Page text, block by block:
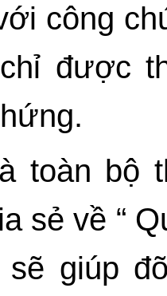
công
được
toàn bộ
sẻ về “
giúp